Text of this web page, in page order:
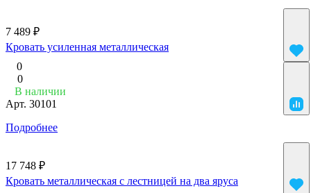
7 489 ₽
Кровать усиленная металлическая
0
0
В наличии
Арт. 30101
Подробнее
17 748 ₽
Кровать металлическая с лестницей на два яруса